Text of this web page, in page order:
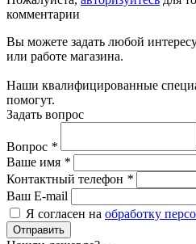
комментарии
Вы можете задать любой
или работе магазина.
Наши квалифицированные
помогут.
Задать вопрос
Вопрос *
Ваше имя *
Контактный телефон *
Ваш E-mail
Я согласен на обработку
Отправить